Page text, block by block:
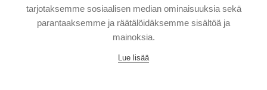
tarjotaksemme sosiaalisen median ominaisuuksia sekä
parantaaksemme ja räätälöidäksemme sisältöä ja
mainoksia.
Lue lisää
GOOD TO KNOW
CONTACTS